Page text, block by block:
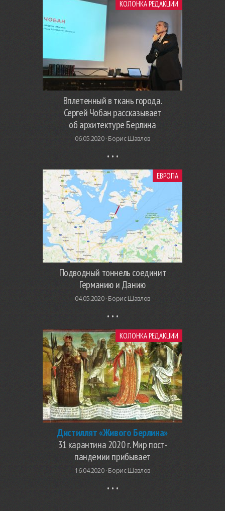
КОЛОНКА РЕДАКЦИИ
Вплетенный в ткань города.
Сергей Чобан рассказывает
об архитектуре Берлина
06.05.2020 · Борис Шавлов
ЕВРОПА
Подводный тоннель соединит
Германию и Данию
04.05.2020 · Борис Шавлов
КОЛОНКА РЕДАКЦИИ
Дистиллят «Живого Берлина»
31 карантина 2020 г. Мир пост-
пандемии прибывает
16.04.2020 · Борис Шавлов